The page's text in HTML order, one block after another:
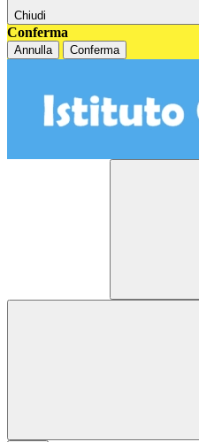
Chiudi
Conferma
Annulla Conferma